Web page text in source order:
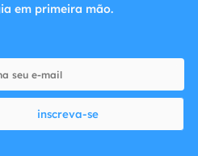
em primeira mão.
inscreva-se